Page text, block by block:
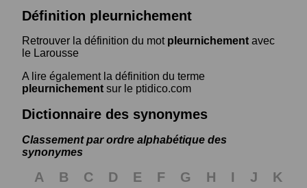
Définition pleurnichement
Retrouver la définition du mot pleurnichement avec
le Larousse
A lire également la définition du terme
pleurnichement sur le ptidico.com
Dictionnaire des synonymes
Classement par ordre alphabétique des
synonymes
A B C D E F G H I J
K